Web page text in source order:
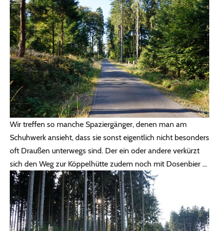
Wir treffen so manche Spaziergänger, denen man am
Schuhwerk ansieht, dass sie sonst eigentlich nicht besonders
oft Draußen unterwegs sind. Der ein oder andere verkürzt
sich den Weg zur Köppelhütte zudem noch mit Dosenbier …